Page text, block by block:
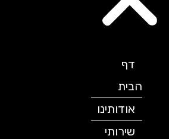
הבית
אודותינו
שירותי